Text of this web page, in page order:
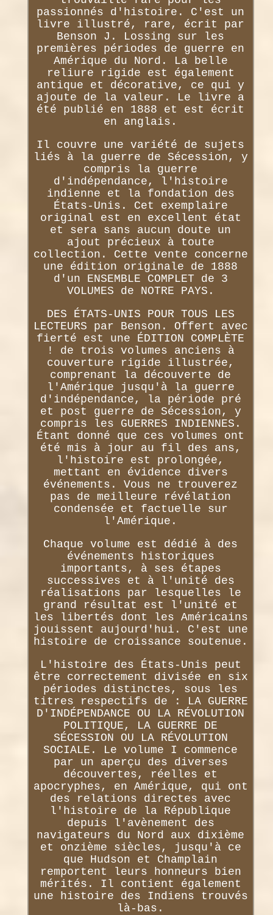
passionnés d'histoire. C'est un
livre illustré, rare, écrit par
Benson J. Lossing sur les
premières périodes de guerre en
Amérique du Nord. La belle
reliure rigide est également
antique et décorative, ce qui y
ajoute de la valeur. Le livre a
été publié en 1888 et est écrit
en anglais.
Il couvre une variété de sujets
liés à la guerre de Sécession, y
compris la guerre
d'indépendance, l'histoire
indienne et la fondation des
États-Unis. Cet exemplaire
original est en excellent état
et sera sans aucun doute un
ajout précieux à toute
collection. Cette vente concerne
une édition originale de 1888
d'un ENSEMBLE COMPLET de 3
VOLUMES de NOTRE PAYS.
DES ÉTATS-UNIS POUR TOUS LES
LECTEURS par Benson. Offert avec
fierté est une ÉDITION COMPLÈTE
! de trois volumes anciens à
couverture rigide illustrée,
comprenant la découverte de
l'Amérique jusqu'à la guerre
d'indépendance, la période pré
et post guerre de Sécession, y
compris les GUERRES INDIENNES.
Étant donné que ces volumes ont
été mis à jour au fil des ans,
l'histoire est prolongée,
mettant en évidence divers
événements. Vous ne trouverez
pas de meilleure révélation
condensée et factuelle sur
l'Amérique.
Chaque volume est dédié à des
événements historiques
importants, à ses étapes
successives et à l'unité des
réalisations par lesquelles le
grand résultat est l'unité et
les libertés dont les Américains
jouissent aujourd'hui. C'est une
histoire de croissance soutenue.
L'histoire des États-Unis peut
être correctement divisée en six
périodes distinctes, sous les
titres respectifs de : LA GUERRE
D'INDÉPENDANCE OU LA RÉVOLUTION
POLITIQUE, LA GUERRE DE
SÉCESSION OU LA RÉVOLUTION
SOCIALE. Le volume I commence
par un aperçu des diverses
découvertes, réelles et
apocryphes, en Amérique, qui ont
des relations directes avec
l'histoire de la République
depuis l'avènement des
navigateurs du Nord aux dixième
et onzième siècles, jusqu'à ce
que Hudson et Champlain
remportent leurs honneurs bien
mérités. Il contient également
une histoire des Indiens trouvés
là-bas.